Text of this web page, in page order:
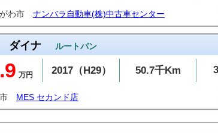
わ市 ナンバラ自動車(株)中古車センター
ダイナ ルートバン
万円 2017（H29） 50.7千Km
MES セカンド店